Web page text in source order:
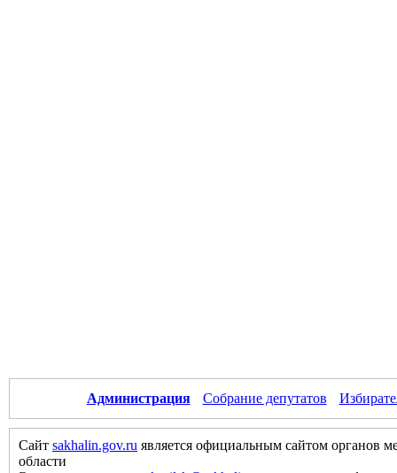
Администрация Собрание депутатов
Сайт sakhalin.gov.ru является официальным сайтом органов
области